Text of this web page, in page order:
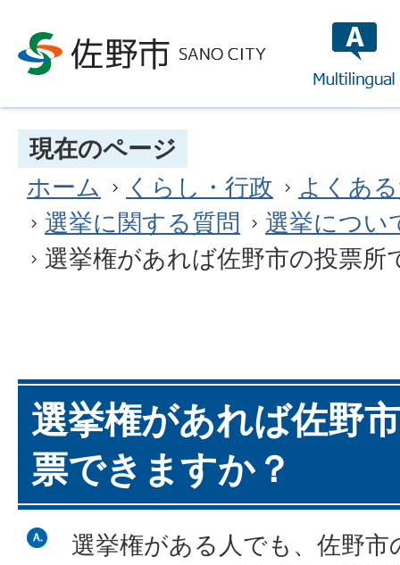
現在のページ
ホーム
くらし・行政
よくあ
選挙に関する質問
選挙につい
選挙権があれば佐野市の投票所
選挙権があれば佐野
票できますか？
選挙権がある人でも、佐野